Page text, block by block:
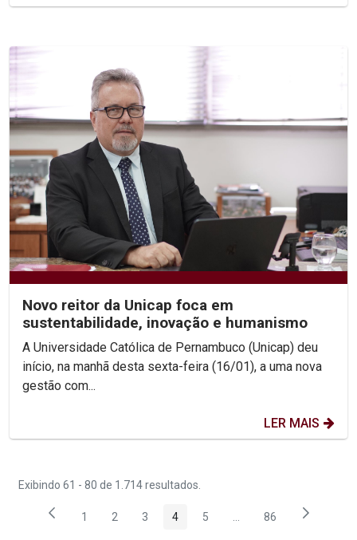
Novo reitor da Unicap foca em
sustentabilidade, inovação e humanismo
A Universidade Católica de Pernambuco (Unicap) deu
início, na manhã desta sexta-feira (16/01), a uma nova
gestão com...
LER MAIS
Exibindo 61 - 80 de 1.714 resultados.
Página
1 Página
2 Página
3 Página
4 Página
5 Páginas intermediárias
Página
86